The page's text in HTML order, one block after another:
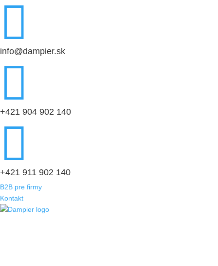

info@dampier.sk

+421 904 902 140

+421 911 902 140
B2B pre firmy
Kontakt